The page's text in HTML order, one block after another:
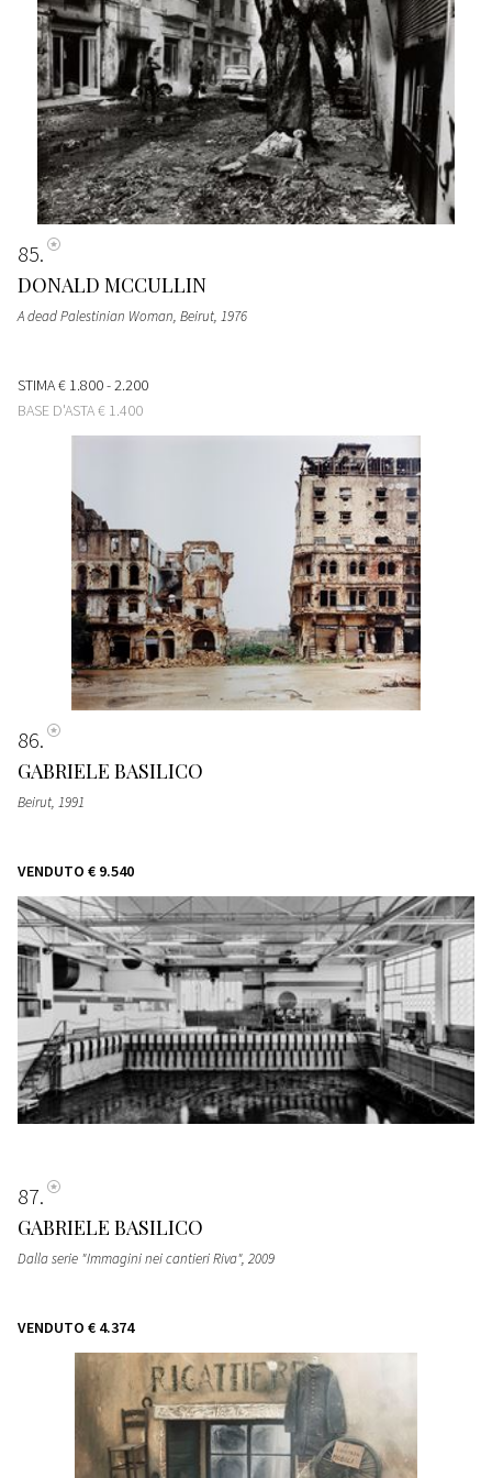
85
DONALD MCCULLIN
A dead Palestinian Woman, Beirut, 1976
STIMA€ 1.800 - 2.200
BASE D'ASTA€ 1.400
86
GABRIELE BASILICO
Beirut, 1991
VENDUTO € 9.540
87
GABRIELE BASILICO
Dalla serie "Immagini nei cantieri Riva", 2009
VENDUTO € 4.374